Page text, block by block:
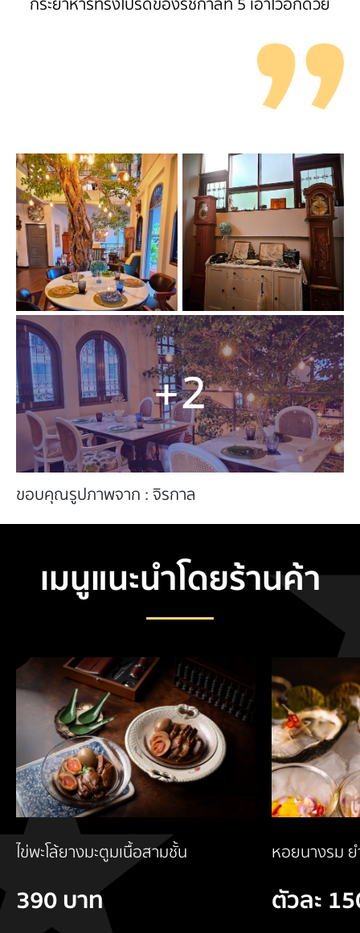
กระยาหารทรงโปรดของรัชกาลที่ 5 เอาไว้อีกด้วย
+2
ขอบคุณรูปภาพจาก : จิรกาล
เมนูแนะนำโดยร้านค้า
ไข่พะโล้ยางมะตูมเนื้อสามชั้น
390 บาท
หอยนางรม
ตัวละ